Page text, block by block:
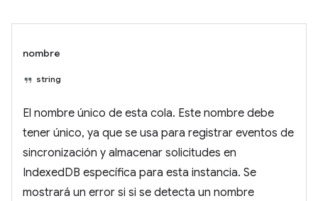
nombre
string
El nombre único de esta cola. Este nombre debe
tener único, ya que se usa para registrar eventos de
sincronización y almacenar solicitudes en
IndexedDB específica para esta instancia. Se
mostrará un error si si se detecta un nombre